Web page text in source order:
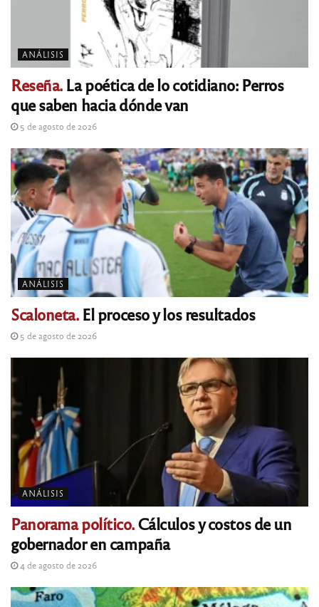
ANÁLISIS
Reseña.La poética de lo cotidiano: Perros
que saben hacia dónde van
5 de agosto de 2026
ANÁLISIS
Scaloneta.El proceso y los resultados
5 de agosto de 2026
ANÁLISIS
Panorama político.Cálculos y costos de un
gobernador en campaña
4 de agosto de 2026